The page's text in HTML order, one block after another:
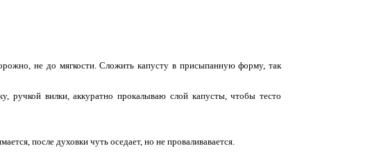
не до мягкости. Сложить капусту в присыпанную форму, так
ручкой вилки, аккуратно прокалываю слой капусты, чтобы тесто
после духовки чуть оседает, но не проваливавается.